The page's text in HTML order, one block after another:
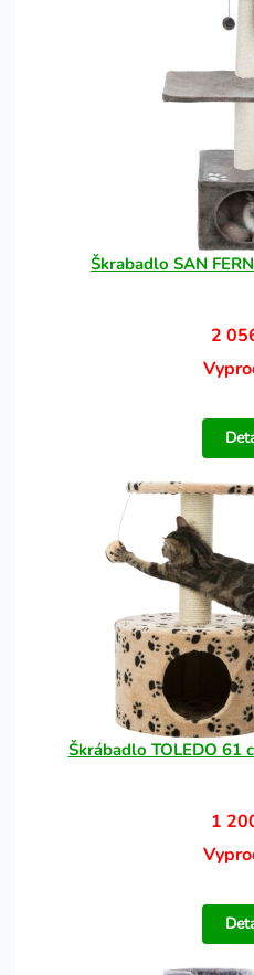
Škrabadlo SAN
2
Škrábadlo TOLEDO 61
1